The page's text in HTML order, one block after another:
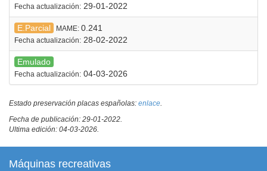
Fecha actualización: 29-01-2022
E.Parcial MAME: 0.241
Fecha actualización: 28-02-2022
Emulado
Fecha actualización: 04-03-2026
Estado preservación placas españolas: enlace.
Fecha de publicación: 29-01-2022.
Ultima edición: 04-03-2026.
Máquinas recreativas